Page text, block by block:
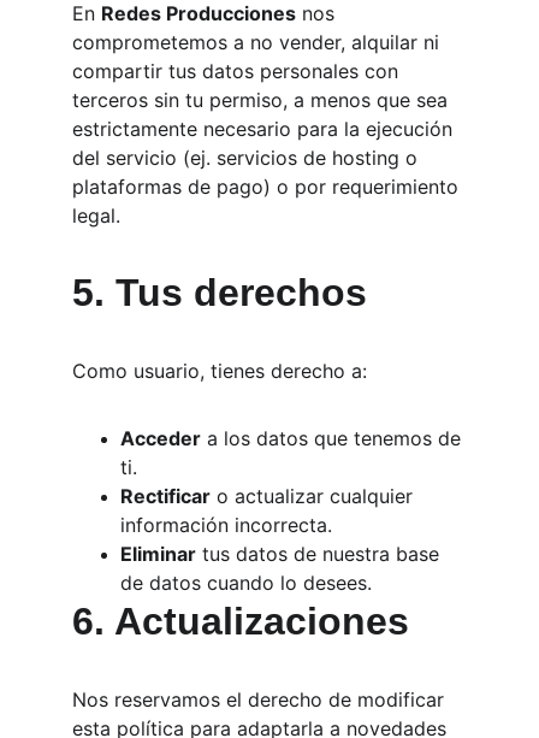
En Redes Producciones nos
comprometemos a no vender, alquilar ni
compartir tus datos personales con
terceros sin tu permiso, a menos que sea
estrictamente necesario para la ejecución
del servicio (ej. servicios de hosting o
plataformas de pago) o por requerimiento
legal.
5. Tus derechos
Como usuario, tienes derecho a:
Acceder a los datos que tenemos de
ti.
Rectificar o actualizar cualquier
información incorrecta.
Eliminar tus datos de nuestra base
de datos cuando lo desees.
6. Actualizaciones
Nos reservamos el derecho de modificar
esta política para adaptarla a novedades